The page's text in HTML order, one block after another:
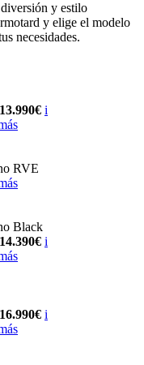
y estilo
y elige el modelo
necesidades.
i
RVE
Black
i
i